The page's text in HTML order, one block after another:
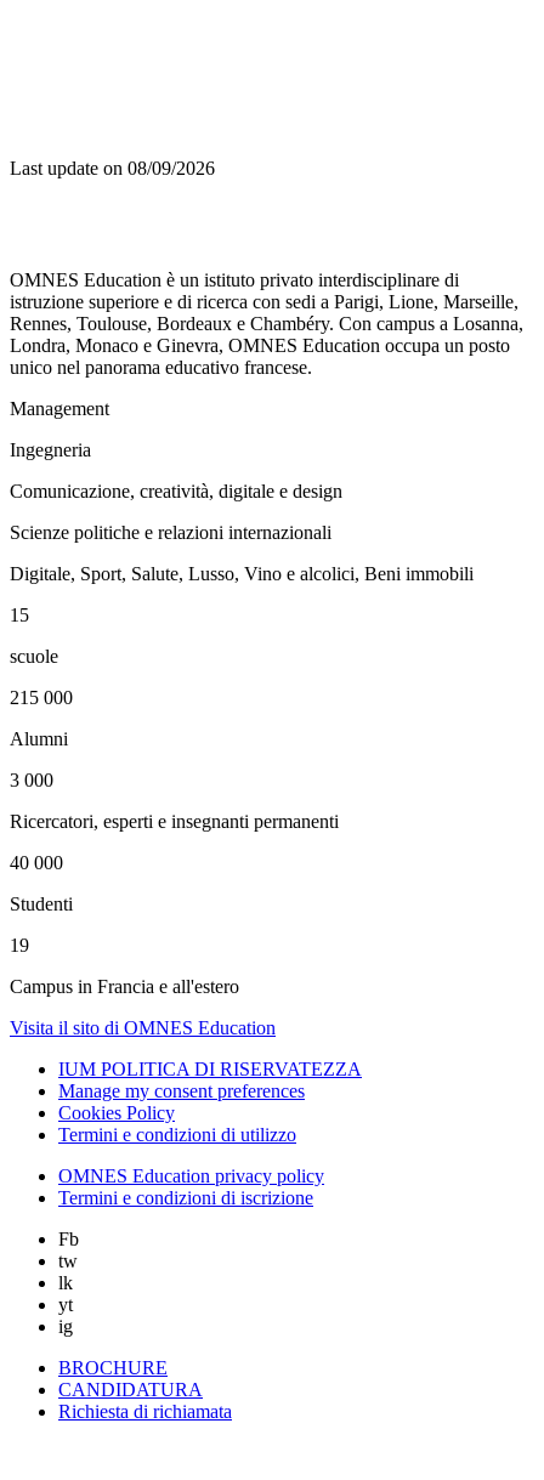
Last update on 08/09/2026
OMNES Education è un istituto privato interdisciplinare di
istruzione superiore e di ricerca con sedi a Parigi, Lione, Marseille,
Rennes, Toulouse, Bordeaux e Chambéry. Con campus a Losanna,
Londra, Monaco e Ginevra, OMNES Education occupa un posto
unico nel panorama educativo francese.
Management
Ingegneria
Comunicazione, creatività, digitale e design
Scienze politiche e relazioni internazionali
Digitale, Sport, Salute, Lusso, Vino e alcolici, Beni immobili
15
scuole
215 000
Alumni
3 000
Ricercatori, esperti e insegnanti permanenti
40 000
Studenti
19
Campus in Francia e all'estero
Visita il sito di OMNES Education
IUM POLITICA DI RISERVATEZZA
Manage my consent preferences
Cookies Policy
Termini e condizioni di utilizzo
OMNES Education privacy policy
Termini e condizioni di iscrizione
Fb
tw
lk
yt
ig
BROCHURE
CANDIDATURA
Richiesta di richiamata